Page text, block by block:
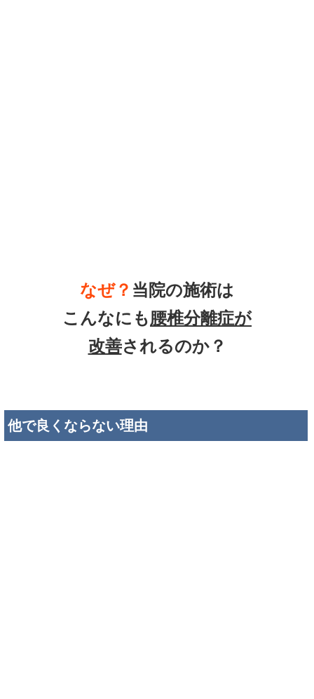
なぜ？ 当院の施術は
こんなにも腰椎分離症が
改善されるのか？
他で良くならない理由